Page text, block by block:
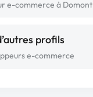
e-commerce à Domont
profils
e-commerce